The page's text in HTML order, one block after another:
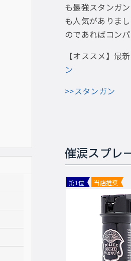
も最強スタンガ
も人気がありま
のであればコン
【オススメ】最
ン
>>スタンガン
催涙スプレ
第1位 当店推奨